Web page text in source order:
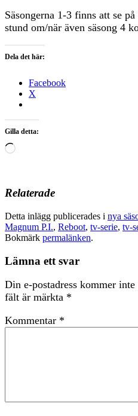
Säsongerna 1-3 finns att se på
stund om/när även säsong 4
Dela det här:
Facebook
X
Gilla detta:
Laddar
Relaterade
Detta inlägg publicerades i nya
Magnum P.I., Reboot, tv-serie, tv-
Bokmärk permalänken.
Lämna ett svar
Din e-postadress kommer inte
fält är märkta *
Kommentar *